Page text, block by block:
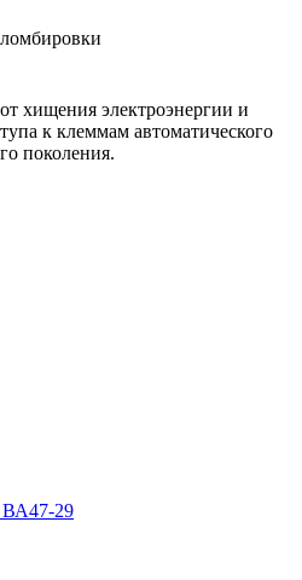
хищения электроэнергии и
к клеммам автоматического
поколения.
ВА47-29